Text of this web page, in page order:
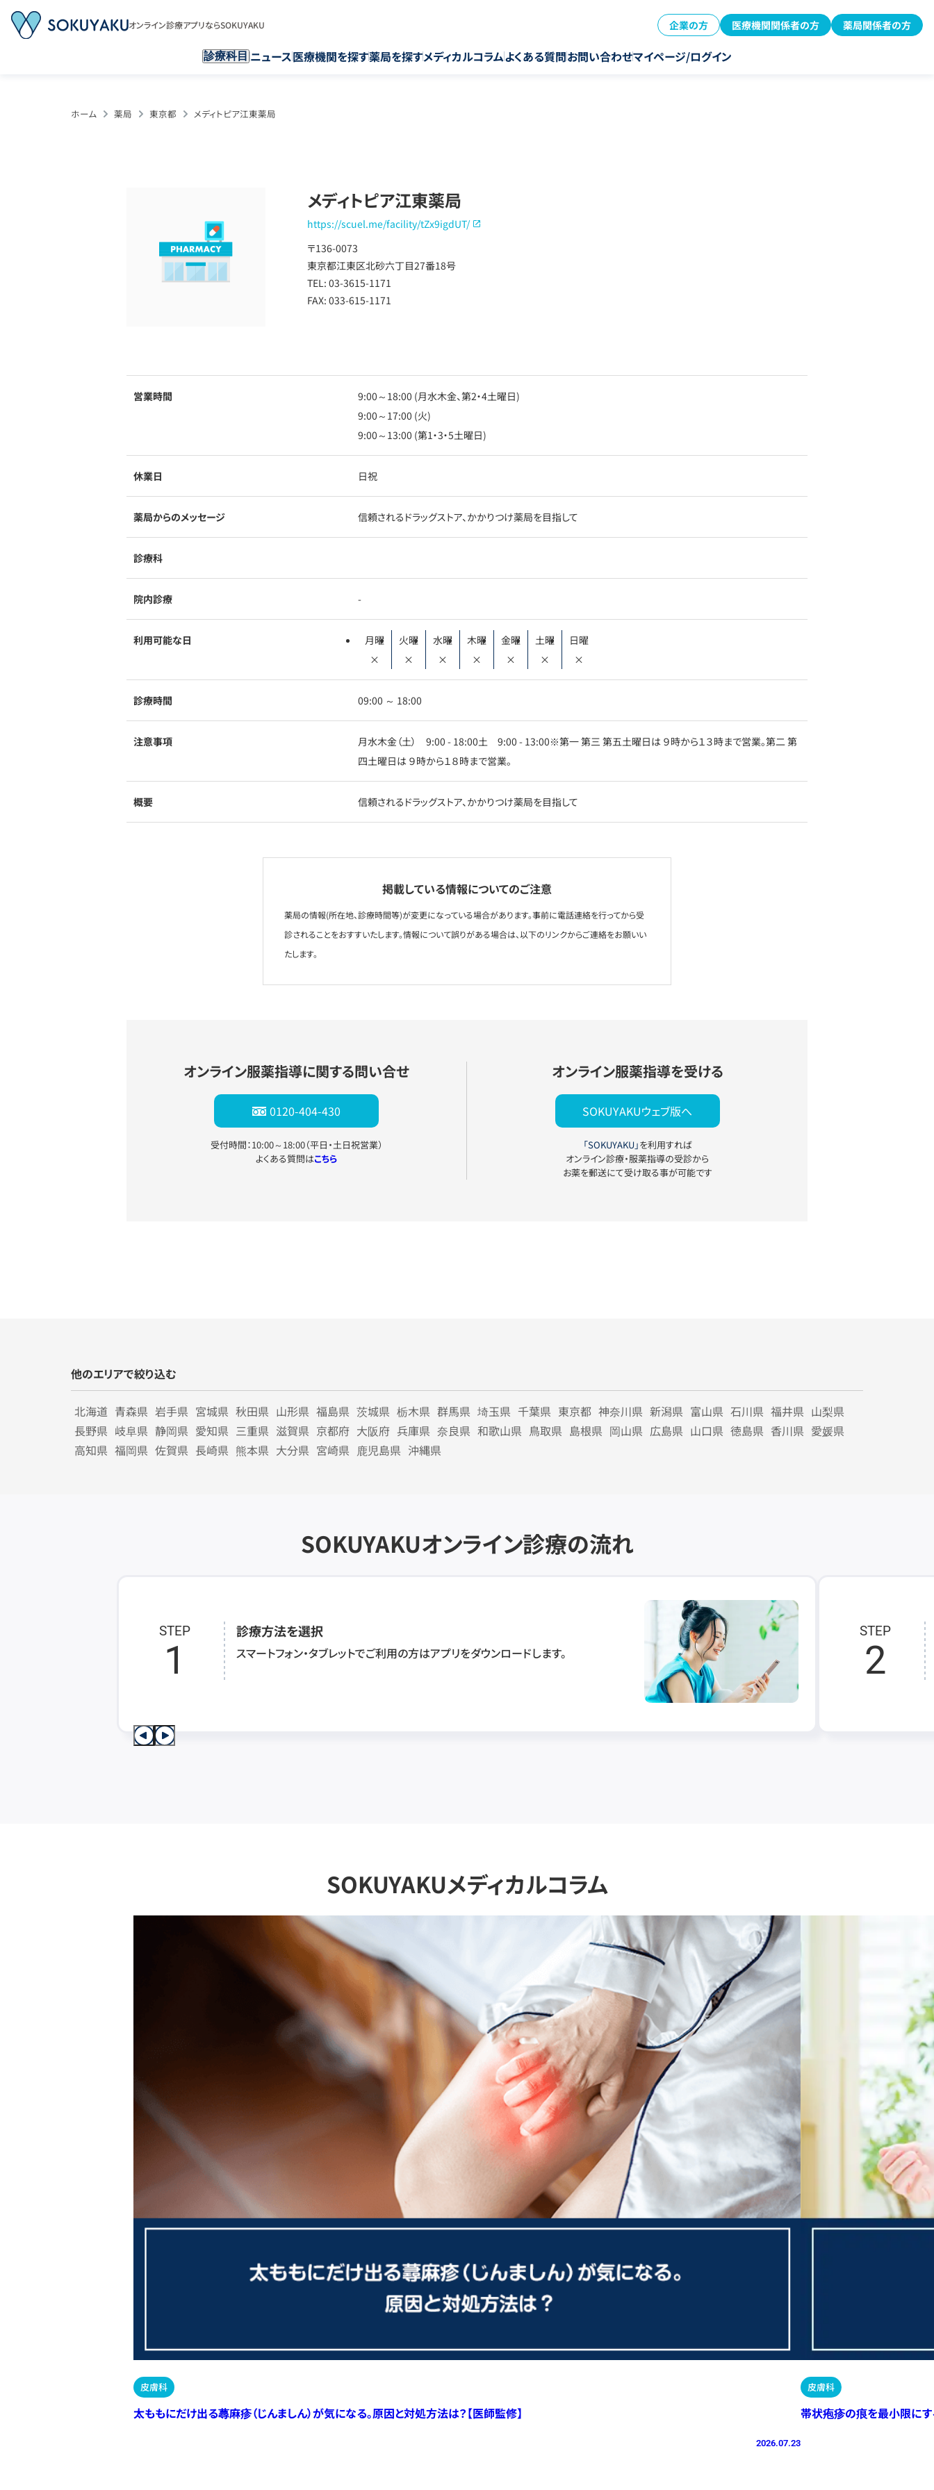
オンライン診療アプリならSOKUYAKU 企業の方 医療機関関係者の方 薬局関係者の方
診療科目 ニュース医療機関を探す薬局を探すメディカルコラムよくある質問お問い合わせマイページ/ログイン
ホーム 薬局 東京都 メディトピア江東薬局
メディトピア江東薬局
https://scuel.me/facility/tZx9igdUT/
〒136-0073
東京都江東区北砂六丁目27番18号
TEL: 03-3615-1171
FAX: 033-615-1171
営業時間
9:00～18:00 (月水木金、第2・4土曜日)
9:00～17:00 (火)
9:00～13:00 (第1・3・5土曜日)
休業日 日祝
薬局からのメッセージ 信頼されるドラッグストア、かかりつけ薬局を目指して
診療科
院内診療 -
利用可能な日
月曜
×
火曜
×
水曜
×
木曜
×
金曜
×
土曜
×
日曜
×
診療時間 09:00 ～ 18:00
注意事項
月水木金（土） 9:00 - 18:00土 9:00 - 13:00※第一 第三 第五土曜日は ９時から１３時まで営業。第二 第
四土曜日は ９時から１８時まで営業。
概要 信頼されるドラッグストア、かかりつけ薬局を目指して
掲載している情報についてのご注意
薬局の情報(所在地、診療時間等)が変更になっている場合があります。事前に電話連絡を行ってから受
診されることをおすすいたします。情報について誤りがある場合は、以下のリンクからご連絡をお願いい
たします。
オンライン服薬指導に関する問い合せ
0120-404-430
受付時間：10:00～18:00（平日・土日祝営業）
よくある質問はこちら
オンライン服薬指導を受ける
SOKUYAKUウェブ版へ
「SOKUYAKU」を利用すれば
オンライン診療・服薬指導の受診から
お薬を郵送にて受け取る事が可能です
他のエリアで絞り込む
北海道 青森県 岩手県 宮城県 秋田県 山形県 福島県 茨城県 栃木県 群馬県 埼玉県 千葉県 東京都 神奈川県 新潟県 富山県 石川県 福井県 山梨県
長野県 岐阜県 静岡県 愛知県 三重県 滋賀県 京都府 大阪府 兵庫県 奈良県 和歌山県 鳥取県 島根県 岡山県 広島県 山口県 徳島県 香川県 愛媛県
高知県 福岡県 佐賀県 長崎県 熊本県 大分県 宮崎県 鹿児島県 沖縄県
SOKUYAKUオンライン診療の流れ
STEP
1
診療方法を選択
スマートフォン・タブレットでご利用の方はアプリをダウンロードします。
STEP
2
SOKUYAKUメディカルコラム
皮膚科
太ももにだけ出る蕁麻疹（じんましん）が気になる。原因と対処方法は？【医師監修】
2026.07.23
皮膚科
帯状疱疹の痕を最小限にす